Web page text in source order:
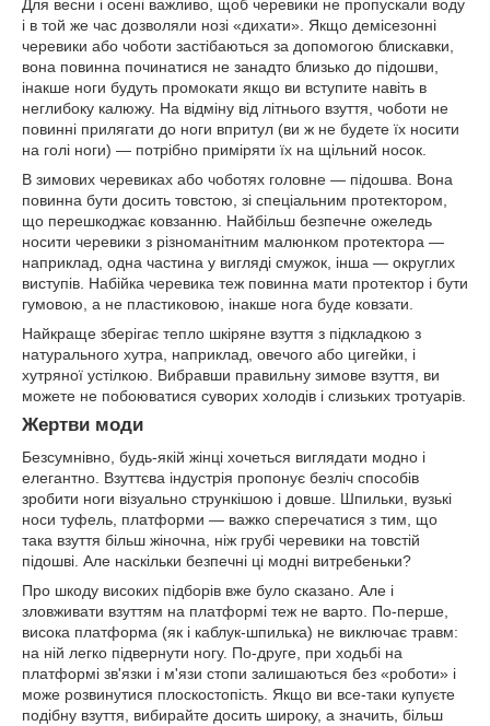
Для весни і осені важливо, щоб черевики не пропускали воду
і в той же час дозволяли нозі «дихати». Якщо демісезонні
черевики або чоботи застібаються за допомогою блискавки,
вона повинна починатися не занадто близько до підошви,
інакше ноги будуть промокати якщо ви вступите навіть в
неглибоку калюжу. На відміну від літнього взуття, чоботи не
повинні прилягати до ноги впритул (ви ж не будете їх носити
на голі ноги) — потрібно приміряти їх на щільний носок.
В зимових черевиках або чоботях головне — підошва. Вона
повинна бути досить товстою, зі спеціальним протектором,
що перешкоджає ковзанню. Найбільш безпечне ожеледь
носити черевики з різноманітним малюнком протектора —
наприклад, одна частина у вигляді смужок, інша — округлих
виступів. Набійка черевика теж повинна мати протектор і бути
гумовою, а не пластиковою, інакше нога буде ковзати.
Найкраще зберігає тепло шкіряне взуття з підкладкою з
натурального хутра, наприклад, овечого або цигейки, і
хутряної устілкою. Вибравши правильну зимове взуття, ви
можете не побоюватися суворих холодів і слизьких тротуарів.
Жертви моди
Безсумнівно, будь-якій жінці хочеться виглядати модно і
елегантно. Взуттєва індустрія пропонує безліч способів
зробити ноги візуально стрункішою і довше. Шпильки, вузькі
носи туфель, платформи — важко сперечатися з тим, що
така взуття більш жіночна, ніж грубі черевики на товстій
підошві. Але наскільки безпечні ці модні витребеньки?
Про шкоду високих підборів вже було сказано. Але і
зловживати взуттям на платформі теж не варто. По-перше,
висока платформа (як і каблук-шпилька) не виключає травм:
на ній легко підвернути ногу. По-друге, при ходьбі на
платформі зв'язки і м'язи стопи залишаються без «роботи» і
може розвинутися плоскостопість. Якщо ви все-таки купуєте
подібну взуття, вибирайте досить широку, а значить, більш